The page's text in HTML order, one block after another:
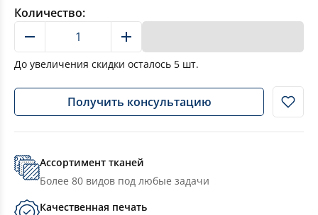
Количество:
До увеличения скидки осталось 5 шт.
Получить консультацию
Ассортимент тканей
Более 80 видов под любые задачи
Качественная печать